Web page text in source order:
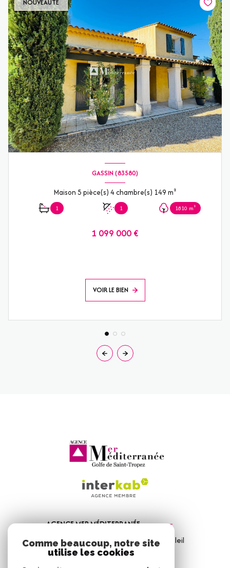
NOUVEAUTÉ
GASSIN (83580)
Maison 5 pièce(s) 4 chambre(s) 149 m²
1 1 1810 m²
1 099 000 €
VOIR LE BIEN
AGENCE MER MÉDITERRANÉE
1, Avenue de la Mer - Les Vitrines du Soleil
83310Port Grimaud
Comme beaucoup, notre site
utilise les cookies